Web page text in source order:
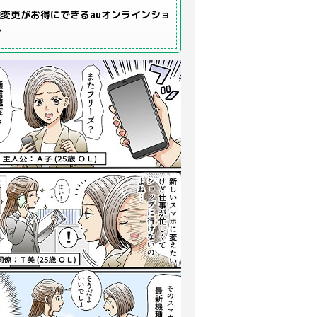
更がお得にできるauオンラインショ